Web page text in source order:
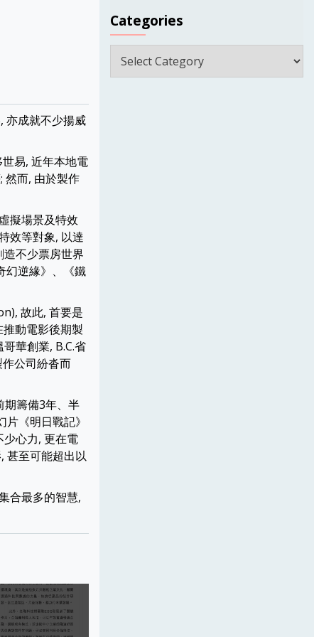
亦成就不少揚威
易, 近年本地電
然而, 由於製作
擬場景及特效
效等對象, 以達
不少票房世界
幻逆緣》、《鐵
故此, 首要是
動電影後期製
華創業, B.C.省
公司紛沓而
期籌備3年、半
《明日戰記》
心力, 更在電
甚至可能超出以
合最多的智慧,
Categories
Categories